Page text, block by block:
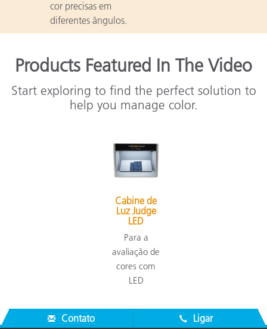
cor precisas em
diferentes ângulos.
Products Featured In The Video
Start exploring to find the perfect solution to
help you manage color.
Cabine de
Luz Judge
LED
Para a
avaliação de
cores com
LED
Contato Ligar